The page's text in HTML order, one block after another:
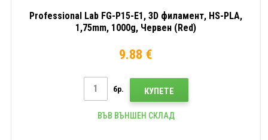
Professional Lab FG-P15-E1, 3D филамент, HS-PLA,
1,75mm, 1000g, Червен (Red)
9.88 €
бр. КУПЕТЕ
ВЪВ ВЪНШЕН СКЛАД